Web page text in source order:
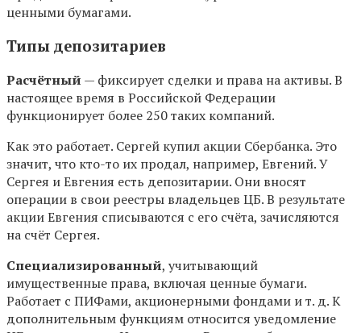
ценными бумагами.
Типы депозитариев
Расчётный — фиксирует сделки и права на активы. В
настоящее время в Российской Федерации
функционирует более 250 таких компаний.
Как это работает. Сергей купил акции Сбербанка. Это
значит, что кто-то их продал, например, Евгений. У
Сергея и Евгения есть депозитарии. Они вносят
операции в свои реестры владельцев ЦБ. В результате
акции Евгения списываются с его счёта, зачисляются
на счёт Сергея.
Специализированный, учитывающий
имущественные права, включая ценные бумаги.
Работает с ПИФами, акционерными фондами и т. д. К
дополнительным функциям относится уведомление